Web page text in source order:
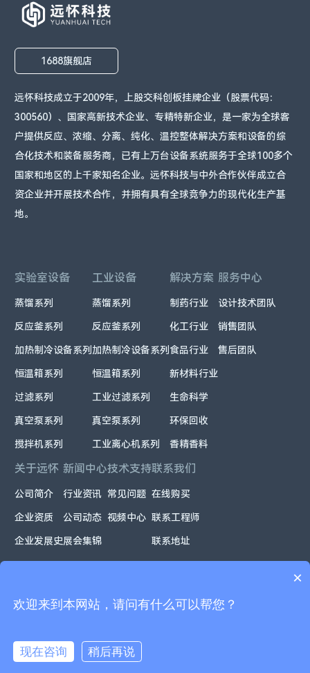
1688旗舰店
远怀科技成立于2009年，上股交科创板挂牌企业（股票代码：
300560）、国家高新技术企业、专精特新企业，是一家为全球客
户提供反应、浓缩、分离、纯化、温控整体解决方案和设备的综
合化技术和装备服务商，已有上万台设备系统服务于全球100多个
国家和地区的上千家知名企业。远怀科技与中外合作伙伴成立合
资企业并开展技术合作，并拥有具有全球竞争力的现代化生产基
地。
实验室设备
蒸馏系列
反应釜系列
加热制冷设备系列
恒温箱系列
过滤系列
真空泵系列
搅拌机系列
工业设备
蒸馏系列
反应釜系列
加热制冷设备系列
恒温箱系列
工业过滤系列
真空泵系列
工业离心机系列
解决方案
制药行业
化工行业
食品行业
新材料行业
生命科学
环保回收
香精香料
服务中心
设计技术团队
销售团队
售后团队
关于远怀
公司简介
企业资质
企业发展史
新闻中心
行业资讯
公司动态
展会集锦
技术支持
常见问题
视频中心
联系我们
在线购买
联系工程师
联系地址
Powered
Webfoss
Copyright ©2026.上海远怀智能科技股份有限公司
×
欢迎来到本网站，请问有什么可以帮您？
现在咨询
稍后再说
在线咨询